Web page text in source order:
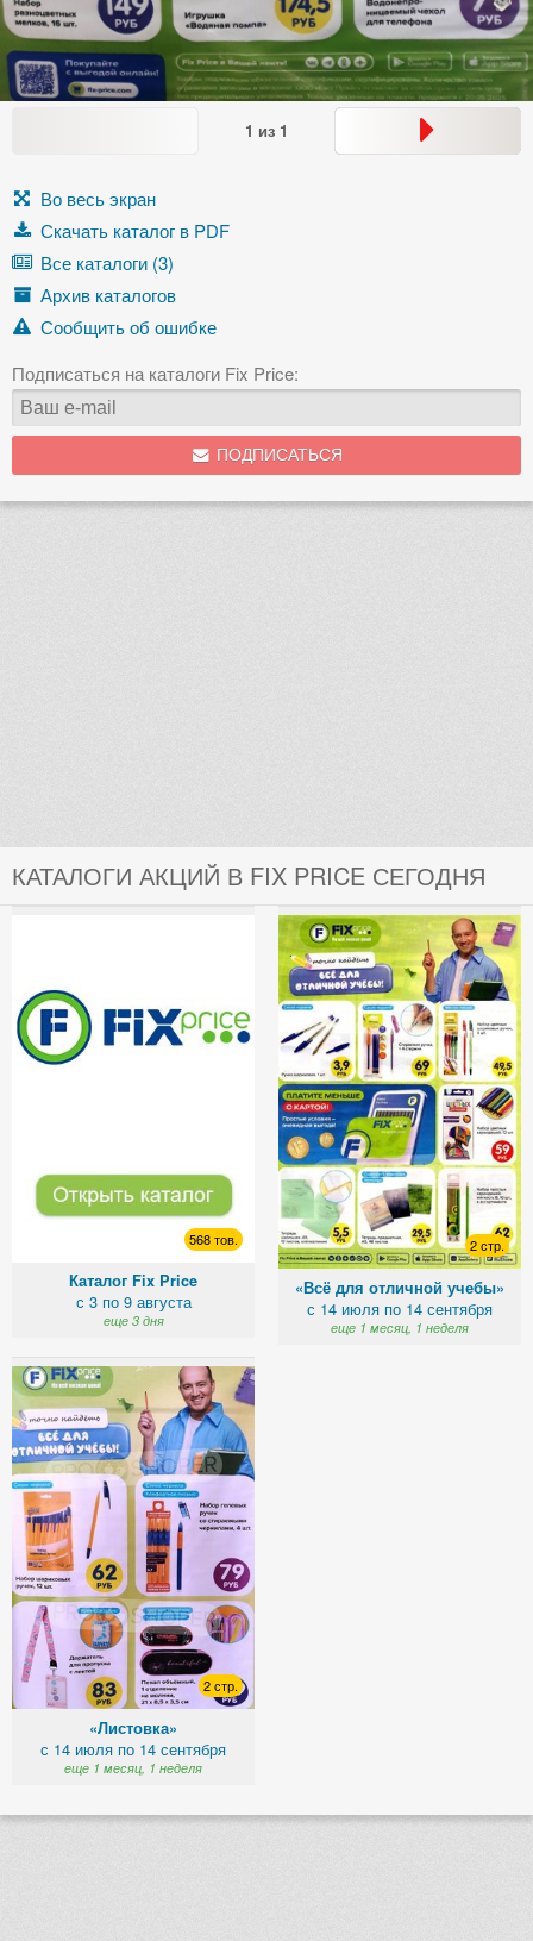
1 из 1
Во весь экран
Скачать каталог в PDF
Все каталоги (3)
Архив каталогов
Сообщить об ошибке
Подписаться на каталоги Fix Price:
ПОДПИСАТЬСЯ
КАТАЛОГИ АКЦИЙ В FIX PRICE СЕГОДНЯ
568 тов.
Каталог Fix Price
с 3 по 9 августа
еще 3 дня
2 стр.
«Всё для отличной учебы»
с 14 июля по 14 сентября
еще 1 месяц, 1 неделя
2 стр.
«Листовка»
с 14 июля по 14 сентября
еще 1 месяц, 1 неделя